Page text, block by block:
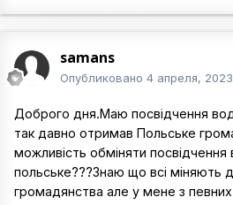
samans
Опубликовано 4 апреля, 2023
Доброго дня.Маю посвідчення
так давно отримав Польське
можливість обміняти посвідчення
польське???Знаю що всі міняють
громадянства але у мене з